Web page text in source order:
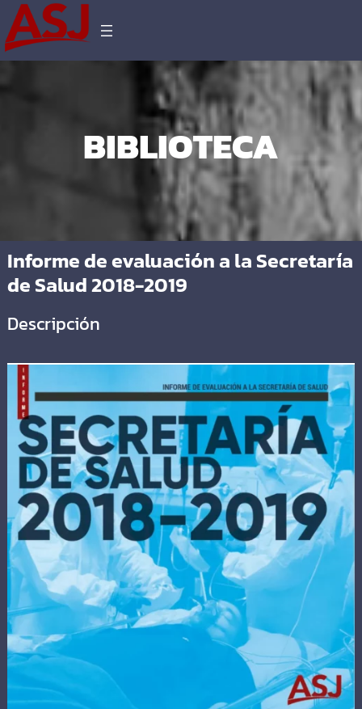
BIBLIOTECA
Informe de evaluación a la Secretaría
de Salud 2018-2019
Descripción